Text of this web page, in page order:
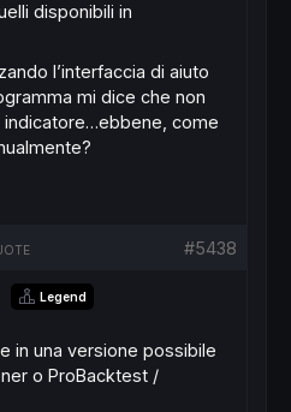
disponibili in
l’interfaccia di aiuto
mi dice che non
come
#5438
Legend
in una versione possibile
o ProBacktest /